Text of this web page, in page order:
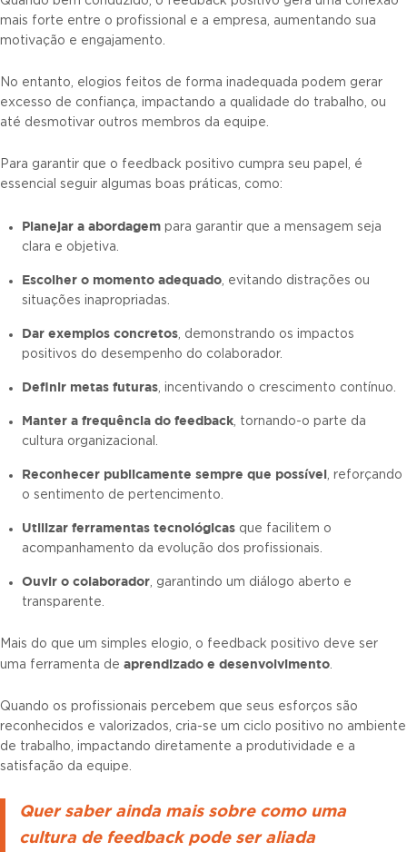
mais forte entre o profissional e a empresa, aumentando sua
motivação e engajamento.
No entanto, elogios feitos de forma inadequada podem gerar
excesso de confiança, impactando a qualidade do trabalho, ou
até desmotivar outros membros da equipe.
Para garantir que o feedback positivo cumpra seu papel, é
essencial seguir algumas boas práticas, como:
Planejar a abordagem para garantir que a mensagem seja
clara e objetiva.
Escolher o momento adequado , evitando distrações ou
situações inapropriadas.
Dar exemplos concretos , demonstrando os impactos
positivos do desempenho do colaborador.
Definir metas futuras , incentivando o crescimento contínuo.
Manter a frequência do feedback , tornando-o parte da
cultura organizacional.
Reconhecer publicamente sempre que possível , reforçando
o sentimento de pertencimento.
Utilizar ferramentas tecnológicas que facilitem o
acompanhamento da evolução dos profissionais.
Ouvir o colaborador , garantindo um diálogo aberto e
transparente.
Mais do que um simples elogio, o feedback positivo deve ser
uma ferramenta de aprendizado e desenvolvimento
Quando os profissionais percebem que seus esforços são
reconhecidos e valorizados, cria-se um ciclo positivo no ambiente
de trabalho, impactando diretamente a produtividade e a
satisfação da equipe.
Quer saber ainda mais sobre como uma
cultura de feedback pode ser aliada